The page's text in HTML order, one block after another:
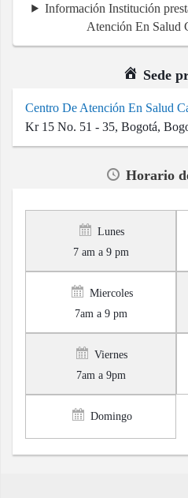
Información Institución
Atención En Salud
Sede
Centro De Atención En Salud
Kr 15 No. 51 - 35, Bogotá,
Horario
Lunes
7 am a 9 pm
Miercoles
7am a 9 pm
Viernes
7am a 9pm
Domingo